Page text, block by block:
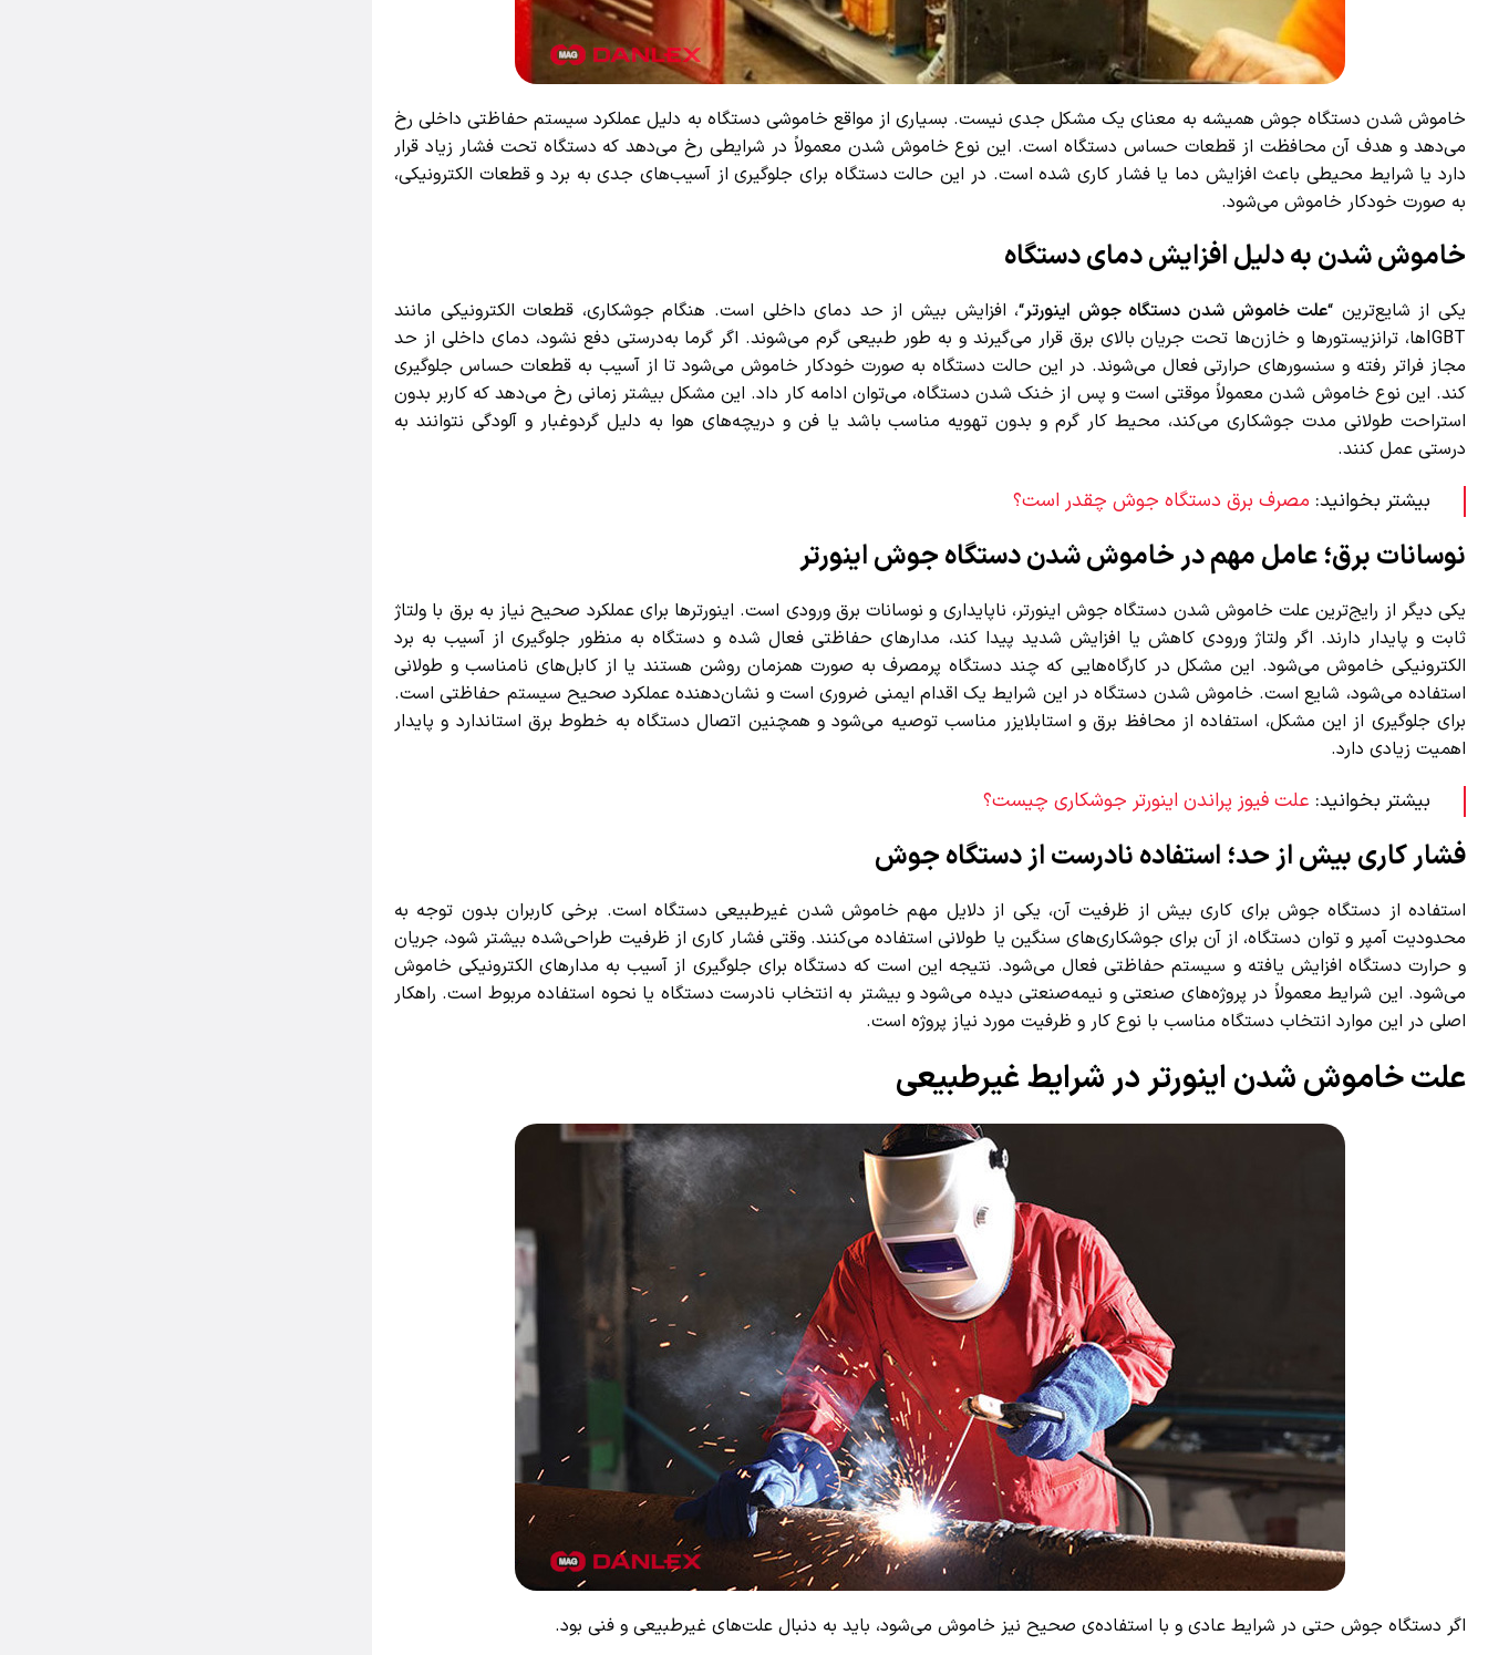
خاموش شدن دستگاه جوش همیشه به معنای یک مشکل جدی نیست. بسیاری از مواقع خاموشی دستگاه به دلیل عملکرد سیستم حفاظتی داخلی رخ
می‌دهد و هدف آن محافظت از قطعات حساس دستگاه است. این نوع خاموش شدن معمولاً در شرایطی رخ می‌دهد که دستگاه تحت فشار زیاد قرار
دارد یا شرایط محیطی باعث افزایش دما یا فشار کاری شده است. در این حالت دستگاه برای جلوگیری از آسیب‌های جدی به برد و قطعات الکترونیکی،
به صورت خودکار خاموش می‌شود.
خاموش شدن به دلیل افزایش دمای دستگاه
یکی از شایع‌ترین “ علت خاموش شدن دستگاه جوش اینورتر“، افزایش بیش از حد دمای داخلی است. هنگام جوشکاری، قطعات الکترونیکی مانند
IGBTها، ترانزیستورها و خازن‌ها تحت جریان بالای برق قرار می‌گیرند و به طور طبیعی گرم می‌شوند. اگر گرما به‌درستی دفع نشود، دمای داخلی از حد
مجاز فراتر رفته و سنسورهای حرارتی فعال می‌شوند. در این حالت دستگاه به صورت خودکار خاموش می‌شود تا از آسیب به قطعات حساس جلوگیری
کند. این نوع خاموش شدن معمولاً موقتی است و پس از خنک شدن دستگاه، می‌توان ادامه کار داد. این مشکل بیشتر زمانی رخ می‌دهد که کاربر بدون
استراحت طولانی مدت جوشکاری می‌کند، محیط کار گرم و بدون تهویه مناسب باشد یا فن و دریچه‌های هوا به دلیل گردوغبار و آلودگی نتوانند به
درستی عمل کنند.
بیشتر بخوانید:مصرف برق دستگاه جوش چقدر است؟
نوسانات برق؛ عامل مهم در خاموش شدن دستگاه جوش اینورتر
یکی دیگر از رایج‌ترین علت خاموش شدن دستگاه جوش اینورتر، ناپایداری و نوسانات برق ورودی است. اینورترها برای عملکرد صحیح نیاز به برق با ولتاژ
ثابت و پایدار دارند. اگر ولتاژ ورودی کاهش یا افزایش شدید پیدا کند، مدارهای حفاظتی فعال شده و دستگاه به منظور جلوگیری از آسیب به برد
الکترونیکی خاموش می‌شود. این مشکل در کارگاه‌هایی که چند دستگاه پرمصرف به صورت همزمان روشن هستند یا از کابل‌های نامناسب و طولانی
استفاده می‌شود، شایع است. خاموش شدن دستگاه در این شرایط یک اقدام ایمنی ضروری است و نشان‌دهنده عملکرد صحیح سیستم حفاظتی است.
برای جلوگیری از این مشکل، استفاده از محافظ برق و استابلایزر مناسب توصیه می‌شود و همچنین اتصال دستگاه به خطوط برق استاندارد و پایدار
اهمیت زیادی دارد.
بیشتر بخوانید:علت فیوز پراندن اینورتر جوشکاری چیست؟
فشار کاری بیش از حد؛ استفاده نادرست از دستگاه جوش
استفاده از دستگاه جوش برای کاری بیش از ظرفیت آن، یکی از دلایل مهم خاموش شدن غیرطبیعی دستگاه است. برخی کاربران بدون توجه به
محدودیت آمپر و توان دستگاه، از آن برای جوشکاری‌های سنگین یا طولانی استفاده می‌کنند. وقتی فشار کاری از ظرفیت طراحی‌شده بیشتر شود، جریان
و حرارت دستگاه افزایش یافته و سیستم حفاظتی فعال می‌شود. نتیجه این است که دستگاه برای جلوگیری از آسیب به مدارهای الکترونیکی خاموش
می‌شود. این شرایط معمولاً در پروژه‌های صنعتی و نیمه‌صنعتی دیده می‌شود و بیشتر به انتخاب نادرست دستگاه یا نحوه استفاده مربوط است. راهکار
اصلی در این موارد انتخاب دستگاه مناسب با نوع کار و ظرفیت مورد نیاز پروژه است.
علت خاموش شدن اینورتر در شرایط غیرطبیعی
اگر دستگاه جوش حتی در شرایط عادی و با استفاده‌ی صحیح نیز خاموش می‌شود، باید به دنبال علت‌های غیرطبیعی و فنی بود.